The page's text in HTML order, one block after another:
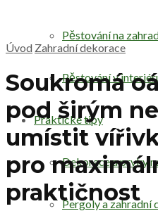
Pěstování na
Pěstování v
Praktické tipy
Dekorace a prvky
Pergoly a zahradní
Úvod Zahradní dekorace
Soukromá
pod širým
umístit
pro
praktičnost